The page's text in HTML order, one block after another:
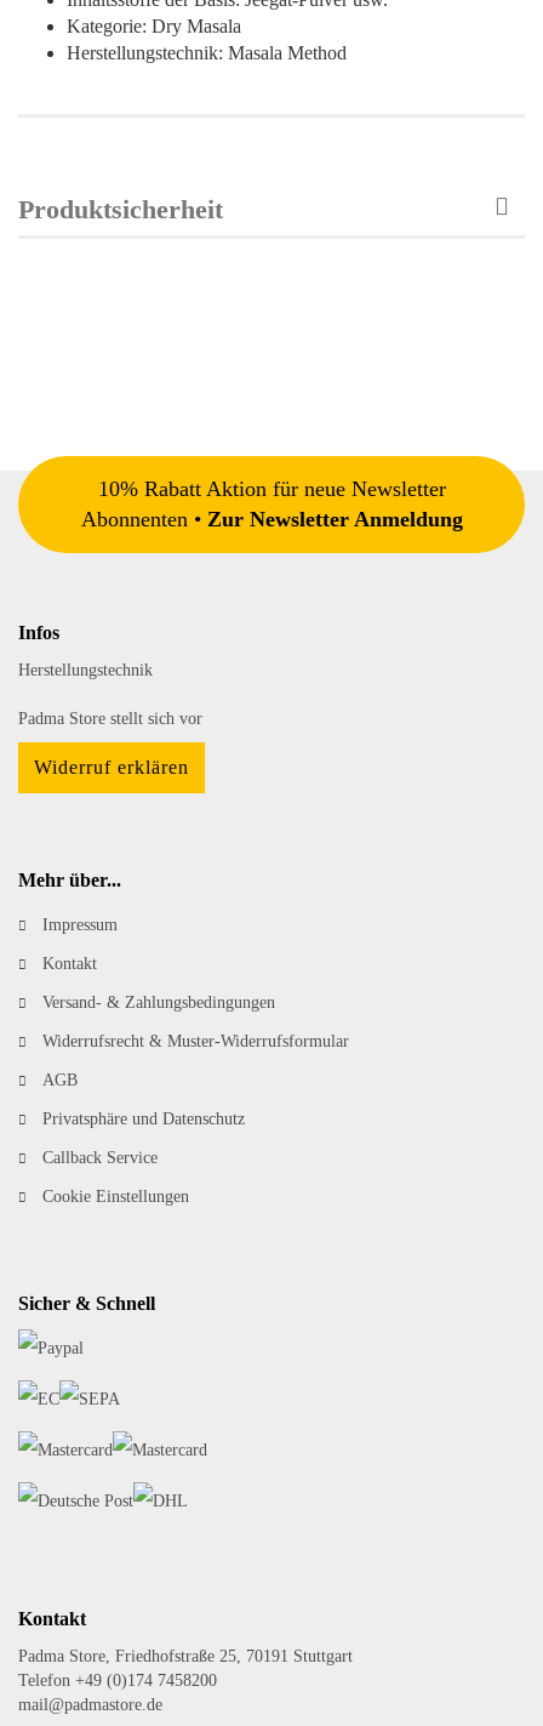
Kategorie: Dry Masala
Herstellungstechnik: Masala Method
Produktsicherheit
10% Rabatt Aktion für neue Newsletter
Abonnenten • Zur Newsletter Anmeldung
Infos
Herstellungstechnik
Padma Store stellt sich vor
Widerruf erklären
Mehr über...
Impressum
Kontakt
Versand- & Zahlungsbedingungen
Widerrufsrecht & Muster-Widerrufsformular
AGB
Privatsphäre und Datenschutz
Callback Service
Cookie Einstellungen
Sicher & Schnell
Kontakt
Padma Store, Friedhofstraße 25, 70191 Stuttgart
Telefon +49 (0)174 7458200
mail@padmastore.de